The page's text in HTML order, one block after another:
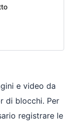
e video da
di blocchi. Per
registrare le